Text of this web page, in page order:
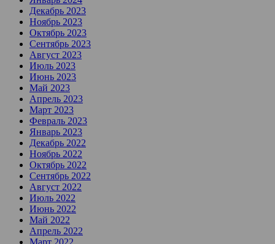
Декабрь 2023
Ноябрь 2023
Октябрь 2023
Сентябрь 2023
Август 2023
Июль 2023
Июнь 2023
Май 2023
Апрель 2023
Март 2023
Февраль 2023
Январь 2023
Декабрь 2022
Ноябрь 2022
Октябрь 2022
Сентябрь 2022
Август 2022
Июль 2022
Июнь 2022
Май 2022
Апрель 2022